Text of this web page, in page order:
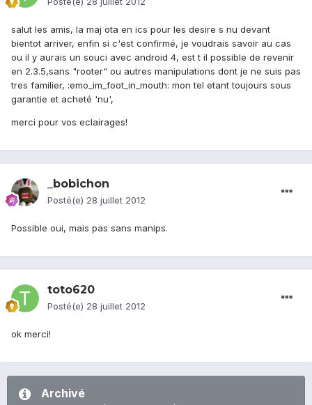
salut les amis, la maj ota en ics pour les desire s nu devant
bientot arriver, enfin si c'est confirmé, je voudrais savoir au cas
ou il y aurais un souci avec android 4, est t il possible de revenir
en 2.3.5,sans "rooter" ou autres manipulations dont je ne suis pas
tres familier, :emo_im_foot_in_mouth: mon tel etant toujours sous
garantie et acheté 'nu',
merci pour vos eclairages!
_bobichon
Posté(e) 28 juillet 2012
Possible oui, mais pas sans manips.
toto620
Posté(e) 28 juillet 2012
ok merci!
Archivé